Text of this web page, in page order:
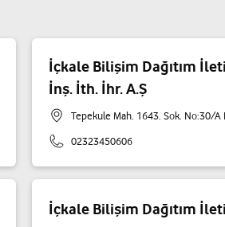
İçkale Bilişim Dağıtım
İnş. İth. İhr. A.Ş
Tepekule Mah. 1643. Sok. No:30/A
02323450606
İçkale Bilişim Dağıtım